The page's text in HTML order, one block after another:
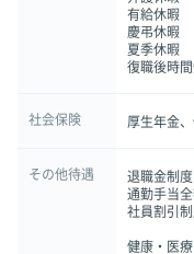
有給休暇
慶弔休暇
夏季休暇
復職後時
社会保険 厚生年金
その他待遇
退職金制度
通勤手当
社員割引
健康・医